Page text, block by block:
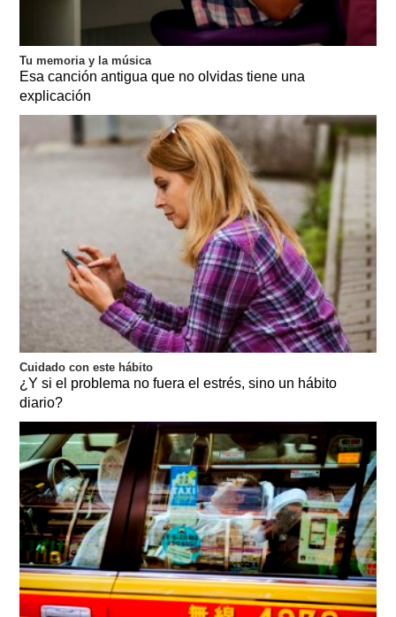
Tu memoria y la música
Esa canción antigua que no olvidas tiene una
explicación
Cuidado con este hábito
¿Y si el problema no fuera el estrés, sino un hábito
diario?